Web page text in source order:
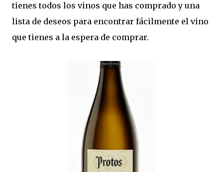
tienes todos los vinos que has comprado y una
lista de deseos para encontrar fácilmente el vino
que tienes a la espera de comprar.